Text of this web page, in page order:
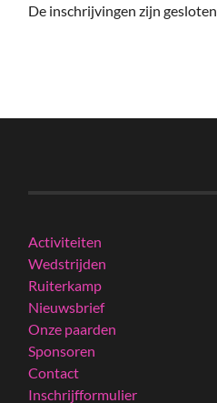
De inschrijvingen zijn gesloten.
Activiteiten
Wedstrijden
Ruiterkamp
Nieuwsbrief
Onze paarden
Sponsoren
Contact
Inschrijfformulier